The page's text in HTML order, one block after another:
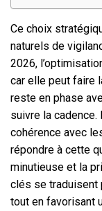
Ce choix
naturels de
2026,
car elle peut faire
reste en phase
suivre la cadence.
cohérence avec
répondre à cette
minutieuse et la
clés se traduisent
tout en favorisant